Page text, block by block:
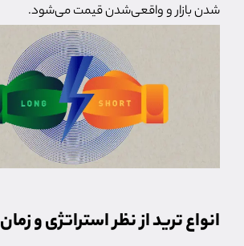
شدن بازار و واقعی‌شدن قیمت می‌شود.
انواع ترید از نظر استراتژی و زمان